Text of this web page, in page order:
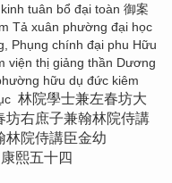
tuân bổ đại toàn 御案
Tả xuân phường đại học
Phụng chính đại phu Hữu
viện thị giảng thần Dương
hữu dụ đức kiêm
林院學士兼左春坊大
坊右庶子兼翰林院侍講
林院侍講臣金幼
康熙五十四